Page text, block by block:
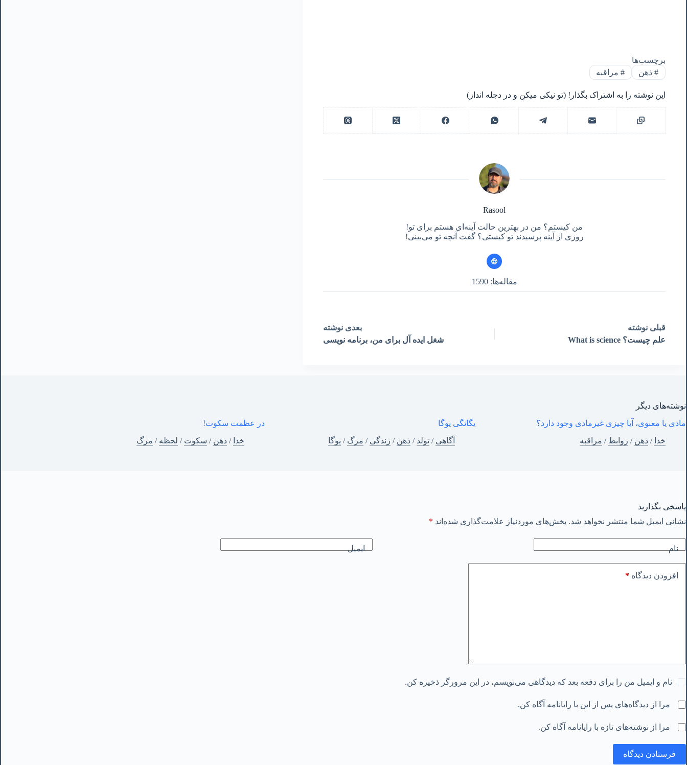
برچسب‌ها
#ذهن #مراقبه
این نوشته را به اشتراک بگذار! (تو نیکی میکن و در دجله انداز)
Rasool
من کیستم؟ من در بهترین حالت آینه‌ای هستم برای تو!
روزی از آینه پرسیدند تو کیستی؟ گفت آنچه تو می‌بینی!
مقاله‌ها: 1590
قبلی نوشته
علم چیست؟ What is science
بعدی نوشته
شغل ایده آل برای من، برنامه نویسی
نوشته‌های‌ دیگر
مادی یا معنوی، آیا چیزی غیرمادی وجود دارد؟
خدا / ذهن / روابط / مراقبه
یگانگی یوگا
آگاهی / تولد / ذهن / زندگی / مرگ / یوگا
در عظمت سکوت!
خدا / ذهن / سکوت / لحظه / مرگ
پاسخی بگذارید
نشانی ایمیل شما منتشر نخواهد شد. بخش‌های موردنیاز علامت‌گذاری شده‌اند *
نام ایمیل
افزودن دیدگاه *
نام و ایمیل من را برای دفعه بعد که دیدگاهی می‌نویسم، در این مرورگر ذخیره کن.
مرا از دیدگاه‌های پس از این با رایانامه آگاه کن.
مرا از نوشته‌های تازه با رایانامه آگاه کن.
فرستادن دیدگاه